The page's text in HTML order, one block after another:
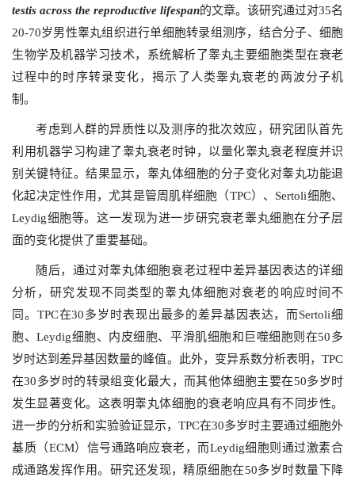
testis across the reproductive lifespan的文章。该研究通过对35名
20-70岁男性睾丸组织进行单细胞转录组测序，结合分子、细胞
生物学及机器学习技术，系统解析了睾丸主要细胞类型在衰老
过程中的时序转录变化，揭示了人类睾丸衰老的两波分子机
制。
考虑到人群的异质性以及测序的批次效应，研究团队首先
利用机器学习构建了睾丸衰老时钟，以量化睾丸衰老程度并识
别关键特征。结果显示，睾丸体细胞的分子变化对睾丸功能退
化起决定性作用，尤其是管周肌样细胞（TPC）、Sertoli细胞、
Leydig细胞等。这一发现为进一步研究衰老睾丸细胞在分子层
面的变化提供了重要基础。
随后，通过对睾丸体细胞衰老过程中差异基因表达的详细
分析，研究发现不同类型的睾丸体细胞对衰老的响应时间不
同。TPC在30多岁时表现出最多的差异基因表达，而Sertoli细
胞、Leydig细胞、内皮细胞、平滑肌细胞和巨噬细胞则在50多
岁时达到差异基因数量的峰值。此外，变异系数分析表明，TPC
在30多岁时的转录组变化最大，而其他体细胞主要在50多岁时
发生显著变化。这表明睾丸体细胞的衰老响应具有不同步性。
进一步的分析和实验验证显示，TPC在30多岁时主要通过细胞外
基质（ECM）信号通路响应衰老，而Leydig细胞则通过激素合
成通路发挥作用。研究还发现，精原细胞在50多岁时数量下降